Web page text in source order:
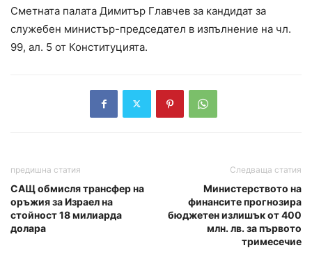
Сметната палата Димитър Главчев за кандидат за
служебен министър-председател в изпълнение на чл.
99, ал. 5 от Конституцията.
предишна статия
САЩ обмисля трансфер на
оръжия за Израел на
стойност 18 милиарда
долара
Следваща статия
Министерството на
финансите прогнозира
бюджетен излишък от 400
млн. лв. за първото
тримесечие